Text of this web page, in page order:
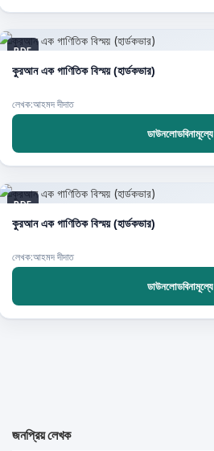
PDF
কুরআন এক গাণিতিক বিস্ময় (হার্ডকভার)
লেখক:আহমদ দীদাত
ডাউনলোডবিনামূল্যে
PDF
কুরআন এক গাণিতিক বিস্ময় (হার্ডকভার)
লেখক:আহমদ দীদাত
ডাউনলোডবিনামূল্যে
জনপ্রিয় লেখক